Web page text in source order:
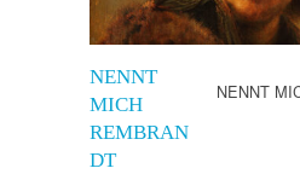
NENNT
MICH
REMBRAN
DT
NENNT